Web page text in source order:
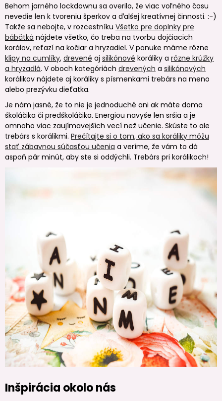
Behom jarného lockdownu sa overilo, že viac voľného času
nevedie len k tvoreniu šperkov a ďalšej kreatívnej činnosti. :-)
Takže sa nebojte, v rozcestníku Všetko pre doplnky pre
bábätká nájdete všetko, čo treba na tvorbu dojčiacich
korálov, reťazí na kočiar a hryzadiel. V ponuke máme rôzne
klipy na cumlíky, drevené aj silikónové koráliky a rôzne krúžky
a hryzadlá. V oboch kategóriách drevených a silikónových
korálikov nájdete aj koráliky s písmenkami trebárs na meno
alebo prezývku dieťatka.
Je nám jasné, že to nie je jednoduché ani ak máte doma
školáčika či predškoláčika. Energiou navyše len sršia a je
omnoho viac zaujímavejších vecí než učenie. Skúste to ale
trebárs s korálikmi. Prečítajte si o tom, ako sa koráliky môžu
stať zábavnou súčasťou učenia a veríme, že vám to dá
aspoň pár minút, aby ste si oddýchli. Trebárs pri korálikoch!
Inšpirácia okolo nás